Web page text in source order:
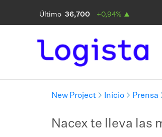
New Project Inicio Prensa
Nacex te lleva las